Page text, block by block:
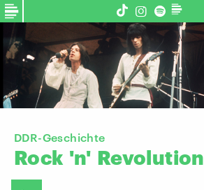
DDR-Geschichte
Rock 'n' Revolution